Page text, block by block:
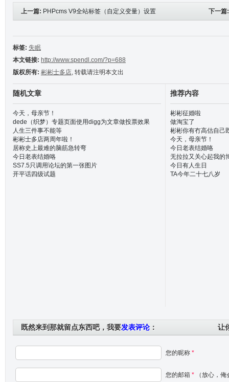
上一篇: PHPcms V9全站标签（自定义变量）设置 下一
标签: 失眠
本文链接: http://www.spendl.com/?p=688
版权所有: 彬彬士多店, 转载请注明本文出
随机文章
今天，母亲节！
dede（织梦）专题页面使用digg为文章做投票效果
人生三件事不能等
彬彬士多店两周年啦！
居称史上最难的脑筋急转弯
今日老表结婚咯
SS7.5只调用论坛的第一张图片
开平话四级试题
推荐内容
彬彬征婚啦
做淘宝了
彬彬你有冇高估自己
今天，母亲节！
今日老表结婚咯
无拉拉又关心起我的
今日有人生日
TA今年二十七八岁
既然来到那就留点东西吧，我要发表评论： 让
您的昵称 *
您的邮箱 * （放心，